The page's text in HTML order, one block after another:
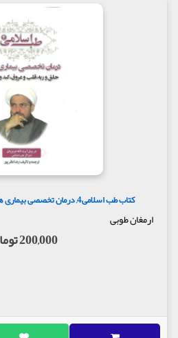
کتاب طب اسلامی4, درمان تخصصی بیماری های با دعا نماز قرآن و صدقه
ارمغان طوبی
200,000 تومان